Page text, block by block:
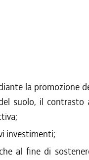
la promozione
suolo, il contrasto
investimenti;
al fine di